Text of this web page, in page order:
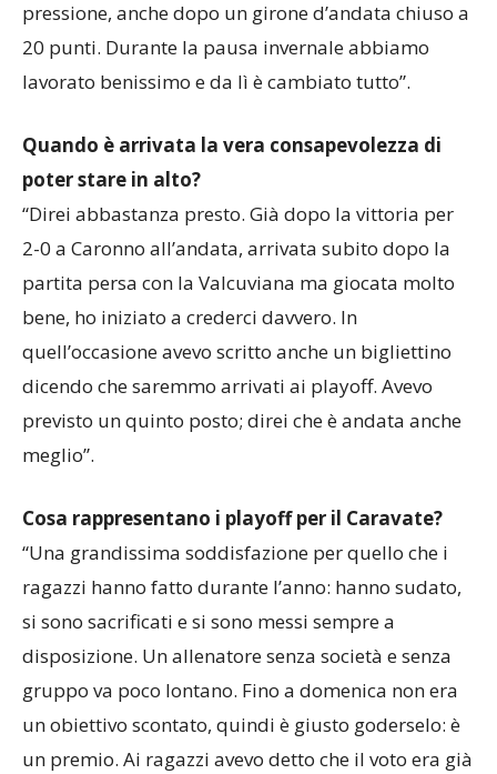
preconcetti. La società non ci ha mai messo
pressione, anche dopo un girone d’andata chiuso a
20 punti. Durante la pausa invernale abbiamo
Quando è arrivata la vera consapevolezza di
poter stare in alto?
“Direi abbastanza presto. Già dopo la vittoria per
2-0 a Caronno all’andata, arrivata subito dopo la
partita persa con la Valcuviana ma giocata molto
bene, ho iniziato a crederci davvero. In
quell’occasione avevo scritto anche un bigliettino
dicendo che saremmo arrivati ai playoff. Avevo
previsto un quinto posto; direi che è andata anche
Cosa rappresentano i playoff per il Caravate?
“Una grandissima soddisfazione per quello che i
ragazzi hanno fatto durante l’anno: hanno sudato,
si sono sacrificati e si sono messi sempre a
disposizione. Un allenatore senza società e senza
gruppo va poco lontano. Fino a domenica non era
un obiettivo scontato, quindi è giusto goderselo: è